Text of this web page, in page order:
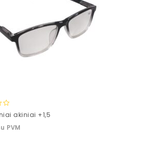
akiniai +1,5
PVM